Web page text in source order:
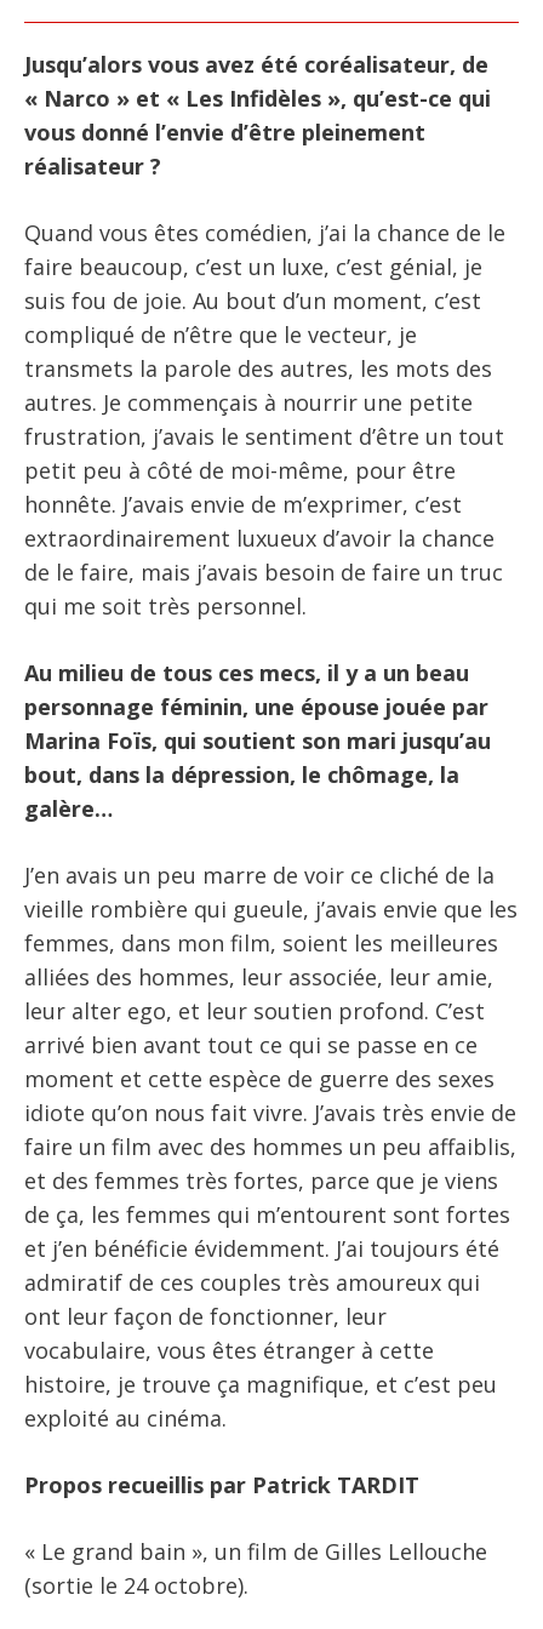
Jusqu’alors vous avez été coréalisateur, de
« Narco » et « Les Infidèles », qu’est-ce qui
vous donné l’envie d’être pleinement
réalisateur ?
Quand vous êtes comédien, j’ai la chance de le
faire beaucoup, c’est un luxe, c’est génial, je
suis fou de joie. Au bout d’un moment, c’est
compliqué de n’être que le vecteur, je
transmets la parole des autres, les mots des
autres. Je commençais à nourrir une petite
frustration, j’avais le sentiment d’être un tout
petit peu à côté de moi-même, pour être
honnête. J’avais envie de m’exprimer, c’est
extraordinairement luxueux d’avoir la chance
de le faire, mais j’avais besoin de faire un truc
qui me soit très personnel.
Au milieu de tous ces mecs, il y a un beau
personnage féminin, une épouse jouée par
Marina Foïs, qui soutient son mari jusqu’au
bout, dans la dépression, le chômage, la
galère…
J’en avais un peu marre de voir ce cliché de la
vieille rombière qui gueule, j’avais envie que les
femmes, dans mon film, soient les meilleures
alliées des hommes, leur associée, leur amie,
leur alter ego, et leur soutien profond. C’est
arrivé bien avant tout ce qui se passe en ce
moment et cette espèce de guerre des sexes
idiote qu’on nous fait vivre. J’avais très envie de
faire un film avec des hommes un peu affaiblis,
et des femmes très fortes, parce que je viens
de ça, les femmes qui m’entourent sont fortes
et j’en bénéficie évidemment. J’ai toujours été
admiratif de ces couples très amoureux qui
ont leur façon de fonctionner, leur
vocabulaire, vous êtes étranger à cette
histoire, je trouve ça magnifique, et c’est peu
exploité au cinéma.
Propos recueillis par Patrick TARDIT
« Le grand bain », un film de Gilles Lellouche
(sortie le 24 octobre).